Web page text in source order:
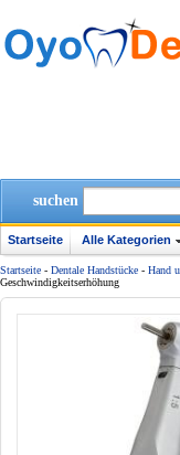
suchen
Startseite Alle Kategorien
Startseite - Dentale Handstücke - Hand
Geschwindigkeitserhöhung